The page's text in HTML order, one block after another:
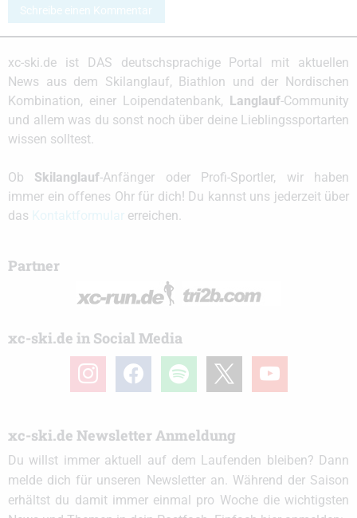
Schreibe einen Kommentar
xc-ski.de ist DAS deutschsprachige Portal mit aktuellen
News aus dem Skilanglauf, Biathlon und der Nordischen
Kombination, einer Loipendatenbank,
Langlauf-Community
und allem was du sonst noch über deine Lieblingssportarten
wissen solltest.
Ob Skilanglauf-Anfänger oder Profi-Sportler, wir haben
immer ein offenes Ohr für dich! Du kannst uns jederzeit über
das
erreichen.
Partner
xc-ski.de in Social Media
instagramfacebook spotify youtube
xc-ski.de Newsletter Anmeldung
Du willst immer aktuell auf dem Laufenden bleiben? Dann
melde dich für unseren Newsletter an. Während der Saison
erhältst du damit immer einmal pro Woche die wichtigsten